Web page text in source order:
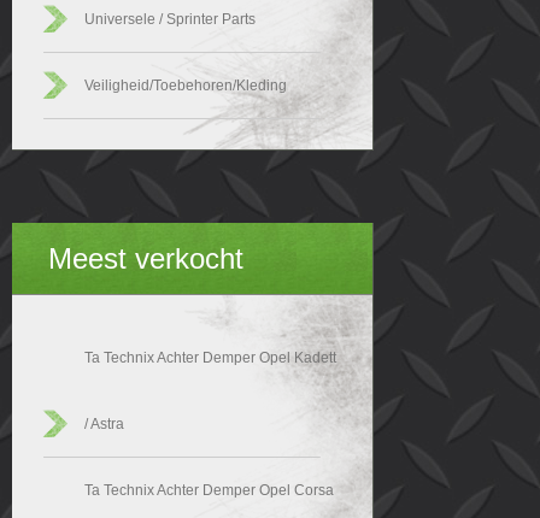
Universele / Sprinter Parts
Veiligheid/Toebehoren/Kleding
Meest verkocht
Ta Technix Achter Demper Opel Kadett
/ Astra
Ta Technix Achter Demper Opel Corsa